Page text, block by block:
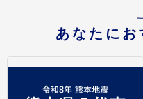
あなたにお